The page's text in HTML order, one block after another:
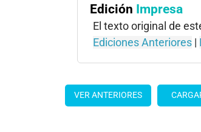
Edición Impresa
El texto original de
Ediciones Anteriores |
VER ANTERIORES